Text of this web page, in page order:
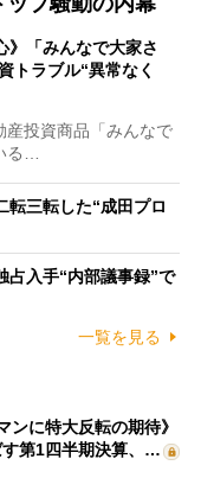
》「みんなで大家さ
トラブル“異常なく
投資商品「みんなで
る…
転三転した“成田プロ
占入手“内部議事録”で
一覧を見る
ンに特大反転の期待》
第1四半期決算、…